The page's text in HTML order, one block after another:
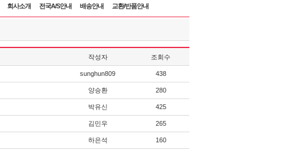
회사소개 전국A/S안내 배송안내 교환/반품안내
작성자 조회수
sunghun809 438
양승환 280
박유신 425
김민우 265
하은석 160